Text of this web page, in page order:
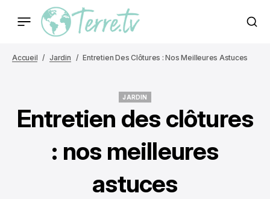
Accueil Jardin Entretien Des Clôtures : Nos Meilleures Astuces
JARDIN
Entretien des clôtures
: nos meilleures
astuces